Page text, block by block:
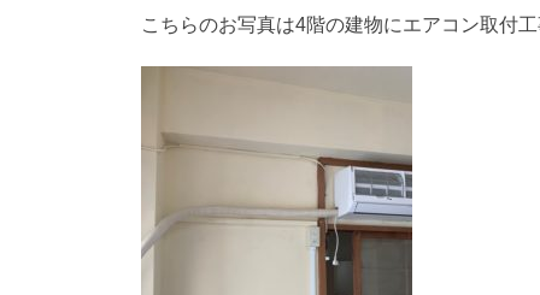
こちらのお写真は4階の建物にエアコン取付